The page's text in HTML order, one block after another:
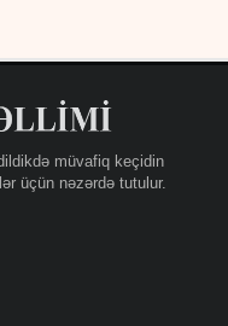
müvafiq keçidin
üçün nəzərdə tutulur.